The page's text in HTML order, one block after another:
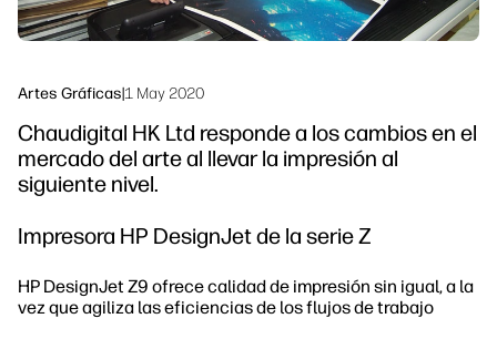
Artes Gráficas|1 May 2020
Chaudigital HK Ltd responde a los cambios en el
mercado del arte al llevar la impresión al
siguiente nivel.
Impresora HP DesignJet de la serie Z
HP DesignJet Z9 ofrece calidad de impresión sin igual, a la
vez que agiliza las eficiencias de los flujos de trabajo